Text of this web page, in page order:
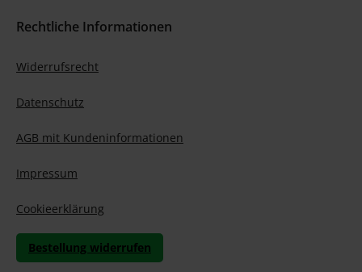
Rechtliche Informationen
Widerrufsrecht
Datenschutz
AGB mit Kundeninformationen
Impressum
Cookieerklärung
Bestellung widerrufen